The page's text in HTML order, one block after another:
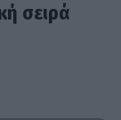
σειρά